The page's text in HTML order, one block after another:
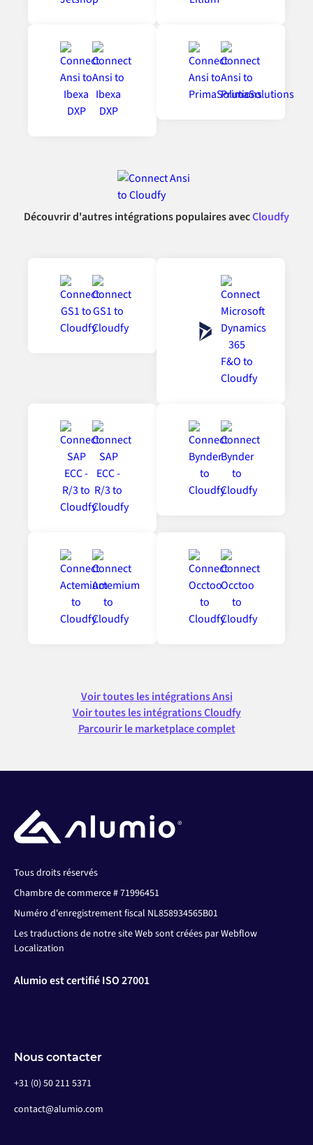
Découvrir d'autres intégrations populaires avecCloudfy
Voir toutes les intégrations Ansi
Voir toutes les intégrations Cloudfy
Parcourir le marketplace complet
Tous droits réservés
Chambre de commerce # 71996451
Numéro d'enregistrement fiscal NL858934565B01
Les traductions de notre site Web sont créées par Webflow
Localization
Alumio est certifié ISO 27001
Nous contacter
+31 (0) 50 211 5371
contact@alumio.com